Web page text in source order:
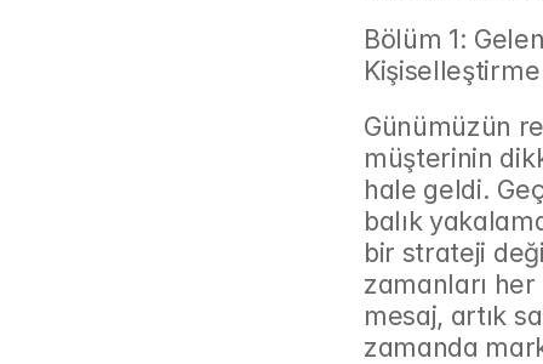
Bölüm 1:
Günümüzün
müşterinin
hale geldi.
balık
bir strateji
zamanları
mesaj, artık
zamanda